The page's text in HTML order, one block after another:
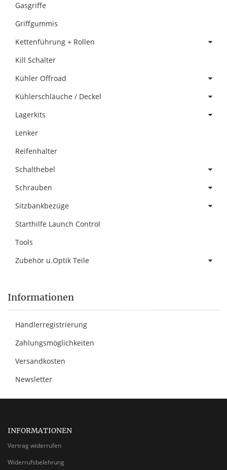
Gasgriffe
Griffgummis
Kettenführung + Rollen
Kill Schalter
Kühler Offroad
Kühlerschläuche / Deckel
Lagerkits
Lenker
Reifenhalter
Schalthebel
Schrauben
Sitzbankbezüge
Starthilfe Launch Control
Tools
Zubehör u.Optik Teile
Informationen
Händlerregistrierung
Zahlungsmöglichkeiten
Versandkosten
Newsletter
INFORMATIONEN
Vertrag widerrufen
Widerrufsbelehrung